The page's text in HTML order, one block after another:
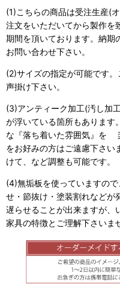
(1)こちらの商品は受注生産(
注文をいただいてから製作
期間を頂いております。納期
お問い合わせ下さい。
(2)サイズの指定が可能です
声掛け下さい。
(3)アンティーク加工(汚し加
が浮いている箇所もあります
な『落ち着いた雰囲気』を
をお好みの方はご遠慮下さい
けて、など調整も可能です。
(4)無垢板を使っていますの
せ・節抜け・塗装割れなど
遅らせることが出来ますが
家具の特徴とご理解下さいま